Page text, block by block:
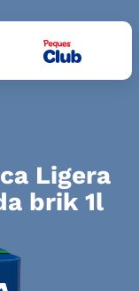
Ligera
brik 1l